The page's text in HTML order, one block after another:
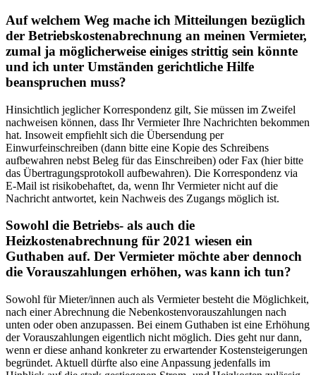
Auf welchem Weg mache ich Mitteilungen bezüglich
der Betriebskostenabrechnung an meinen Vermieter,
zumal ja möglicherweise einiges strittig sein könnte
und ich unter Umständen gerichtliche Hilfe
beanspruchen muss?
Hinsichtlich jeglicher Korrespondenz gilt, Sie müssen im Zweifel
nachweisen können, dass Ihr Vermieter Ihre Nachrichten bekommen
hat. Insoweit empfiehlt sich die Übersendung per
Einwurfeinschreiben (dann bitte eine Kopie des Schreibens
aufbewahren nebst Beleg für das Einschreiben) oder Fax (hier bitte
das Übertragungsprotokoll aufbewahren). Die Korrespondenz via
E-Mail ist risikobehaftet, da, wenn Ihr Vermieter nicht auf die
Nachricht antwortet, kein Nachweis des Zugangs möglich ist.
Sowohl die Betriebs- als auch die
Heizkostenabrechnung für 2021 wiesen ein
Guthaben auf. Der Vermieter möchte aber dennoch
die Vorauszahlungen erhöhen, was kann ich tun?
Sowohl für Mieter/innen auch als Vermieter besteht die Möglichkeit,
nach einer Abrechnung die Nebenkostenvorauszahlungen nach
unten oder oben anzupassen. Bei einem Guthaben ist eine Erhöhung
der Vorauszahlungen eigentlich nicht möglich. Dies geht nur dann,
wenn er diese anhand konkreter zu erwartender Kostensteigerungen
begründet. Aktuell dürfte also eine Anpassung jedenfalls im